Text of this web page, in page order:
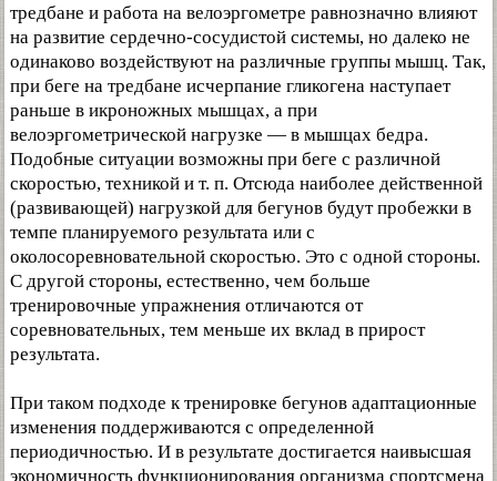
тредбане и работа на велоэргометре равнозначно влияют
на развитие сердечно-сосудистой системы, но далеко не
одинаково воздействуют на различные группы мышц. Так,
при беге на тредбане исчерпание гликогена наступает
раньше в икроножных мышцах, а при
велоэргометрической нагрузке — в мышцах бедра.
Подобные ситуации возможны при беге с различной
скоростью, техникой и т. п. Отсюда наиболее действенной
(развивающей) нагрузкой для бегунов будут пробежки в
темпе планируемого результата или с
околосоревновательной скоростью. Это с одной стороны.
С другой стороны, естественно, чем больше
тренировочные упражнения отличаются от
соревновательных, тем меньше их вклад в прирост
результата.
При таком подходе к тренировке бегунов адаптационные
изменения поддерживаются с определенной
периодичностью. И в результате достигается наивысшая
экономичность функционирования организма спортсмена